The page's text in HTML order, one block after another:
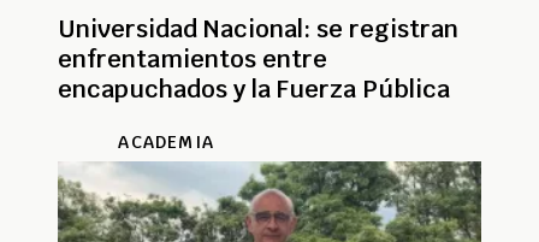
Universidad Nacional: se registran
enfrentamientos entre
encapuchados y la Fuerza Pública
ACADEMIA